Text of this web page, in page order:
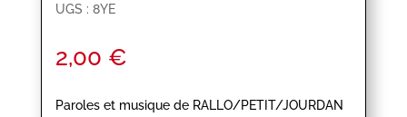
UGS : 8YE
2,00 €
Paroles et musique de RALLO/PETIT/JOURDAN